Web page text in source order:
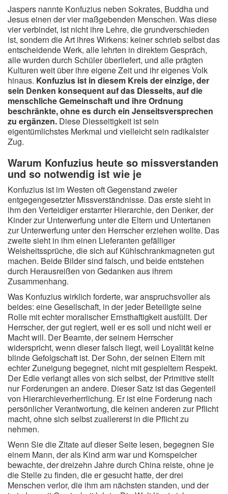
Jaspers nannte Konfuzius neben Sokrates, Buddha und
Jesus einen der vier maßgebenden Menschen. Was diese
vier verbindet, ist nicht ihre Lehre, die grundverschieden
ist, sondern die Art ihres Wirkens: keiner schrieb selbst das
entscheidende Werk, alle lehrten in direktem Gespräch,
alle wurden durch Schüler überliefert, und alle prägten
Kulturen weit über ihre eigene Zeit und ihr eigenes Volk
hinaus. Konfuzius ist in diesem Kreis der einzige, der
sein Denken konsequent auf das Diesseits, auf die
menschliche Gemeinschaft und ihre Ordnung
beschränkte, ohne es durch ein Jenseitsversprechen
zu ergänzen. Diese Diesseitigkeit ist sein
eigentümlichstes Merkmal und vielleicht sein radikalster
Zug.
Warum Konfuzius heute so missverstanden
und so notwendig ist wie je
Konfuzius ist im Westen oft Gegenstand zweier
entgegengesetzter Missverständnisse. Das erste sieht in
ihm den Verteidiger erstarrter Hierarchie, den Denker, der
Kinder zur Unterwerfung unter die Eltern und Untertanen
zur Unterwerfung unter den Herrscher erziehen wollte. Das
zweite sieht in ihm einen Lieferanten gefälliger
Weisheitssprüche, die sich auf Kühlschrankmagneten gut
machen. Beide Bilder sind falsch, und beide entstehen
durch Herausreißen von Gedanken aus ihrem
Zusammenhang.
Was Konfuzius wirklich forderte, war anspruchsvoller als
beides: eine Gesellschaft, in der jeder Beteiligte seine
Rolle mit echter moralischer Ernsthaftigkeit ausfüllt. Der
Herrscher, der gut regiert, weil er es soll und nicht weil er
Macht will. Der Beamte, der seinem Herrscher
widerspricht, wenn dieser falsch liegt, weil Loyalität keine
blinde Gefolgschaft ist. Der Sohn, der seinen Eltern mit
echter Zuneigung begegnet, nicht mit gespieltem Respekt.
Der Edle verlangt alles von sich selbst, der Primitive stellt
nur Forderungen an andere. Dieser Satz ist das Gegenteil
von Hierarchieverherrlichung. Er ist eine Forderung nach
persönlicher Verantwortung, die keinen anderen zur Pflicht
macht, ohne sich selbst zuallererst in die Pflicht zu
nehmen.
Wenn Sie die Zitate auf dieser Seite lesen, begegnen Sie
einem Mann, der als Kind arm war und Kornspeicher
bewachte, der dreizehn Jahre durch China reiste, ohne je
die Stelle zu finden, die er gesucht hatte, der drei
Menschen verlor, die ihm am nächsten standen, und der